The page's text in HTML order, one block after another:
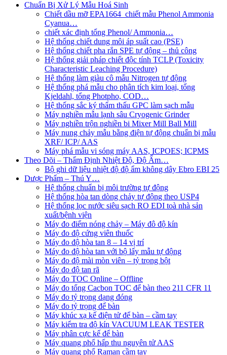
Chuẩn Bị Xử Lý Mẫu Hoá Sinh
Chiết dầu mỡ EPA1664_chiết mẫu Phenol Ammonia
Cyanua…
chiết xác định tổng Phenol/ Ammonia…
Hệ thống chiết dung môi áp suất cao (PSE)
Hệ thống chiết pha rắn SPE tự động – thủ công
Hệ thống giải pháp chiết độc tính TCLP (Toxicity
Characteristic Leaching Procedure)
Hệ thống làm giàu cô mẫu Nitrogen tự động
Hệ thống phá mẫu cho phân tích kim loại, tổng
Kjeldahl, tổng Photpho, COD…
Hệ thống sắc ký thẩm thấu GPC làm sạch mẫu
Máy nghiền mẫu lạnh sâu Cryogenic Grinder
Máy nghiền trộn nghiền bi Mixer Mill Ball Mill
Máy nung chảy mẫu bằng điện tự động chuẩn bị mẫu
XRF/ ICP/ AAS
Máy phá mẫu vi sóng máy AAS, ICPOES; ICPMS
Theo Dõi – Thẩm Định Nhiệt Độ, Độ Ẩm…
Bộ ghi dữ liệu nhiệt độ độ ẩm không dây Ebro EBI 25
Dược Phẩm – Thú Y…
Hệ thống chuẩn bị môi trường tự động
Hệ thống hòa tan dòng chảy tự động theo USP4
Hệ thống lọc nước siêu sạch RO EDI​​ toà nhà sản
xuất/bệnh viện
Máy đo điểm nóng chảy – Máy đô độ kín
Máy đo độ cứng viên thuốc
Máy đo độ hòa tan 8 – 14 vị trí
Máy đo độ hòa tan với bộ lấy mẫu tự động
Máy đo độ mài mòn viên – tỷ trọng bột
Máy đo độ tan rã
Máy đo TOC Online – Offline
Máy đo tổng Cacbon TOC để bàn theo 211 CFR 11
Máy đo tỷ trọng dạng đóng
Máy đo tỷ trọng để bàn
Máy khúc xạ kế điện tử để bàn – cầm tay
Máy kiểm tra độ kín VACUUM LEAK TESTER
Máy phân cực kế để bàn
Máy quang phổ hấp thu nguyên tử AAS
Máy quang phổ Raman cầm tay